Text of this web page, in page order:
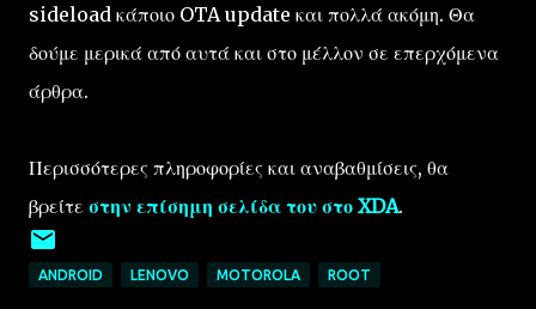
sideload κάποιο OTA update και πολλά ακόμη. Θα
δούμε μερικά από αυτά και στο μέλλον σε επερχόμενα
άρθρα.
Περισσότερες πληροφορίες και αναβαθμίσεις, θα
βρείτε στην επίσημη σελίδα του στο XDA.
ANDROID LENOVO MOTOROLA ROOT